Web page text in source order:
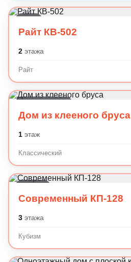
Райт КВ-502
2этажа
Райт
Дом из клееного бруса
1этаж
Классический
Современный КП-128
3этажа
Кубизм